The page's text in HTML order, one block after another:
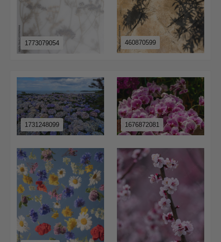
1773079054 460870599
1731248099 1676872081